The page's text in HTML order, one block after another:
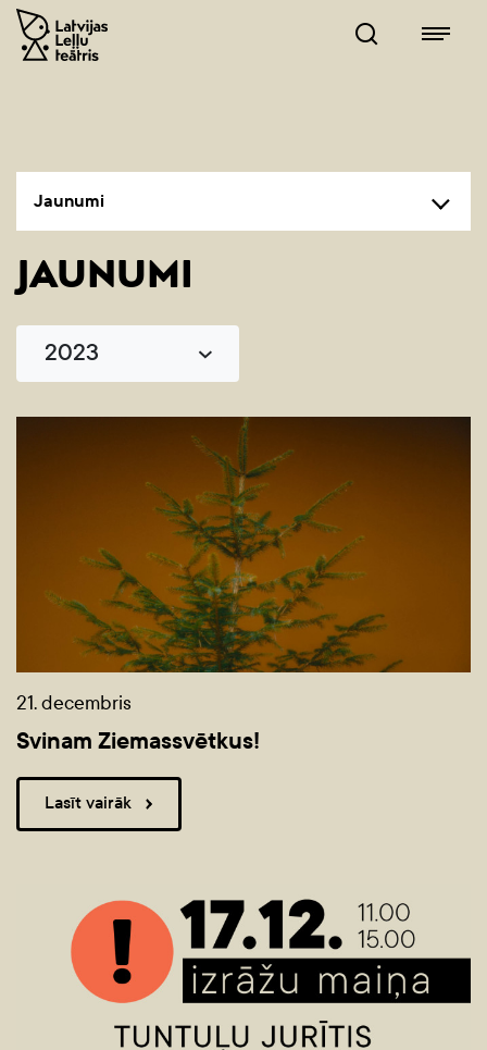
Jaunumi
JAUNUMI
2023
21. decembris
Svinam Ziemassvētkus!
Lasīt vairāk